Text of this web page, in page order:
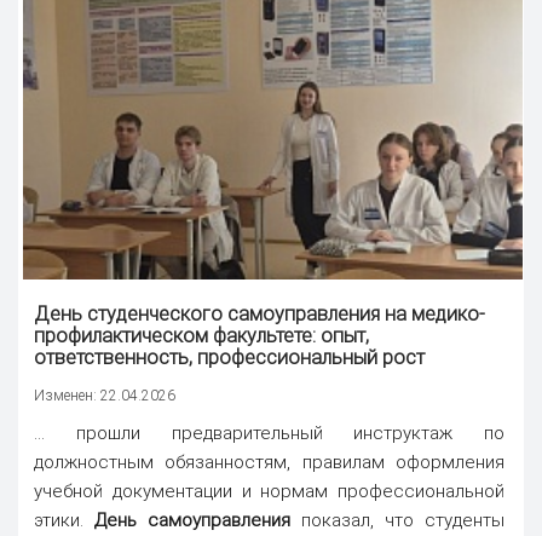
День студенческого самоуправления на медико-
профилактическом факультете: опыт,
ответственность, профессиональный рост
Изменен: 22.04.2026
... прошли предварительный инструктаж по
должностным обязанностям, правилам оформления
учебной документации и нормам профессиональной
этики. День самоуправления показал, что студенты